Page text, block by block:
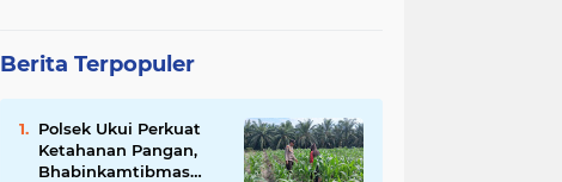
Berita Terpopuler
Polsek Ukui Perkuat
Ketahanan Pangan,
Bhabinkamtibmas